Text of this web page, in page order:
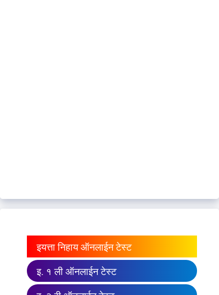
इयत्ता निहाय ऑनलाईन टेस्ट
इ. १ ली ऑनलाईन टेस्ट